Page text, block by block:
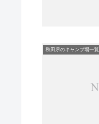
秋田県のキャンプ場一覧